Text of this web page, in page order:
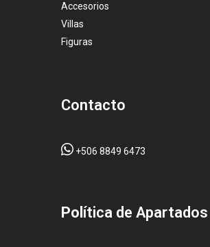
Accesorios
Villas
Figuras
Contacto
+506 8849 6473
Pol ítica de Apartados